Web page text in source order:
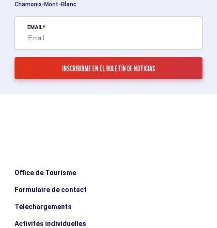
Chamonix-Mont-Blanc.
EMAIL
Office de Tourisme
Formulaire de contact
Téléchargements
Activités individuelles